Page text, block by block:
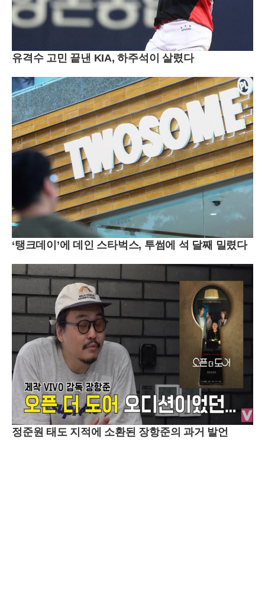
유격수 고민 끝낸 KIA, 하주석이 살렸다
‘탱크데이’에 데인 스타벅스, 투썸에 석 달째 밀렸다
정준원 태도 지적에 소환된 장항준의 과거 발언